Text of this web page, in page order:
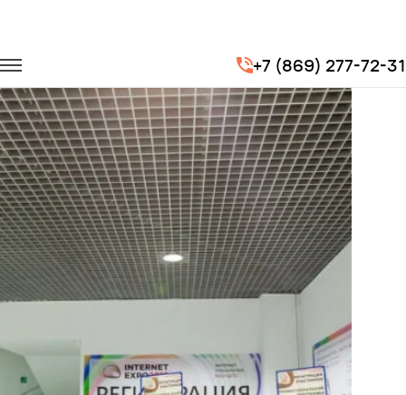
+7 (869) 277-72-31
Транспорт на выставки
INTERNET-EXPO-2015